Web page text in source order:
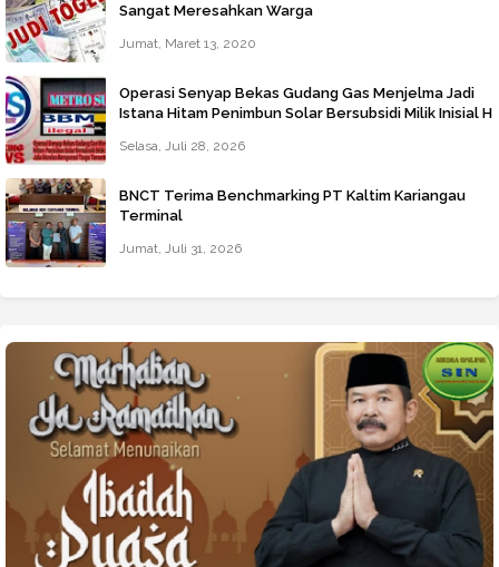
Sangat Meresahkan Warga
Jumat, Maret 13, 2020
Operasi Senyap Bekas Gudang Gas Menjelma Jadi
Istana Hitam Penimbun Solar Bersubsidi Milik Inisial H
Hukum
Selasa, Juli 28, 2026
BNCT Terima Benchmarking PT Kaltim Kariangau
Terminal
Jumat, Juli 31, 2026